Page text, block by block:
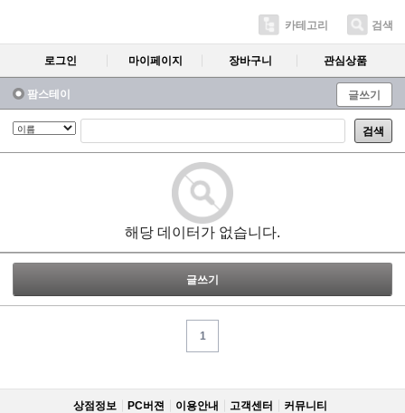
카테고리 검색
로그인 마이페이지 장바구니 관심상품
팜스테이 글쓰기
검색
해당 데이터가 없습니다.
글쓰기
1
상점정보 PC버젼 이용안내 고객센터 커뮤니티